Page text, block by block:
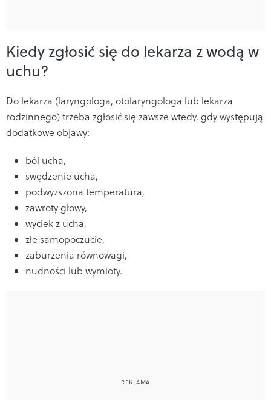
Kiedy zgłosić się do lekarza z wodą w
uchu?
Do lekarza (laryngologa, otolaryngologa lub lekarza
rodzinnego) trzeba zgłosić się zawsze wtedy, gdy występują
dodatkowe objawy:
ból ucha,
swędzenie ucha,
podwyższona temperatura,
zawroty głowy,
wyciek z ucha,
złe samopoczucie,
zaburzenia równowagi,
nudności lub wymioty.